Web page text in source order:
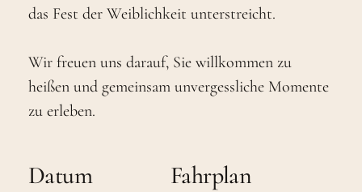
das Fest der Weiblichkeit unterstreicht.
Wir freuen uns darauf, Sie willkommen zu
heißen und gemeinsam unvergessliche Momente
zu erleben.
Datum Fahrplan